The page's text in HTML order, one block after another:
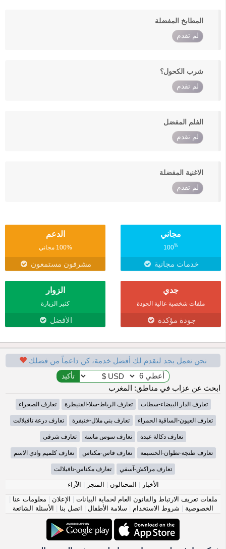
المطابخ المفضلة
لم تقدم
شرب الكحول؟
لم تقدم
الفلم المفضل
لم تقدم
الاغنية المفضلة
لم تقدم
مجاني
100%
خدمات مجانية
الدعم
100% مجاني
مشرفون مستمعون
جدي
ملفات شخصية عالية الجودة
جودة مؤكدة
الزوار
كثير الزيارة
الأفضل
نحن نعمل بجد لنقدم لك أفضل خدمة، كن داعماً من فضلك
ابحث عن عزاب في مناطق: المغرب
تعارف الدار البيضاء-سطات تعارف الرباط-سلا-القنيطرة تعارف الصحراء
تعارف العيون-الساقية الحمراء تعارف بني ملال-خنيفرة تعارف درعة تافيلالت
تعارف دكالة عبدة تعارف سوس ماسة تعارف شرقي
تعارف طنجة-تطوان-الحسيمة تعارف فاس-مكناس تعارف كلميم وادي الاسم
تعارف مراكش-آسفي تعارف مكناس-تافيلالت
الأخبار | المحتالون | المتجر | الآراء
ملفات تعريف الارتباط والقانون العام لحماية البيانات | الإعلان | معلومات عنا |
الخصوصية | شروط الاستخدام | سلامة الأطفال | اتصل بنا | الأسئلة الشائعة